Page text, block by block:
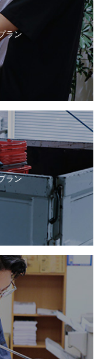
ラン
ラン